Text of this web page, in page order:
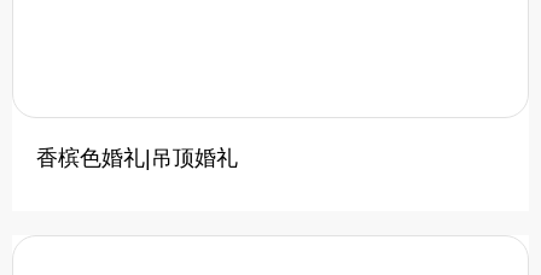
香槟色婚礼|吊顶婚礼